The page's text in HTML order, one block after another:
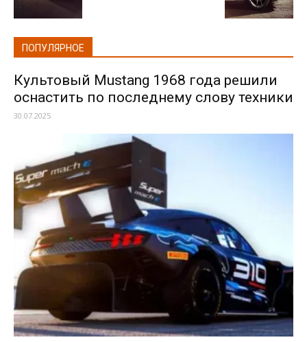
ПОПУЛЯРНОЕ
Культовый Mustang 1968 года решили
оснастить по последнему слову техники
30.07.2025